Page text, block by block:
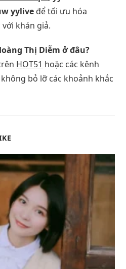
yylive để tối ưu hóa
khán giả.
Thị Diễm ở đâu?
HOT51 hoặc các kênh
bỏ lỡ các khoảnh khắc